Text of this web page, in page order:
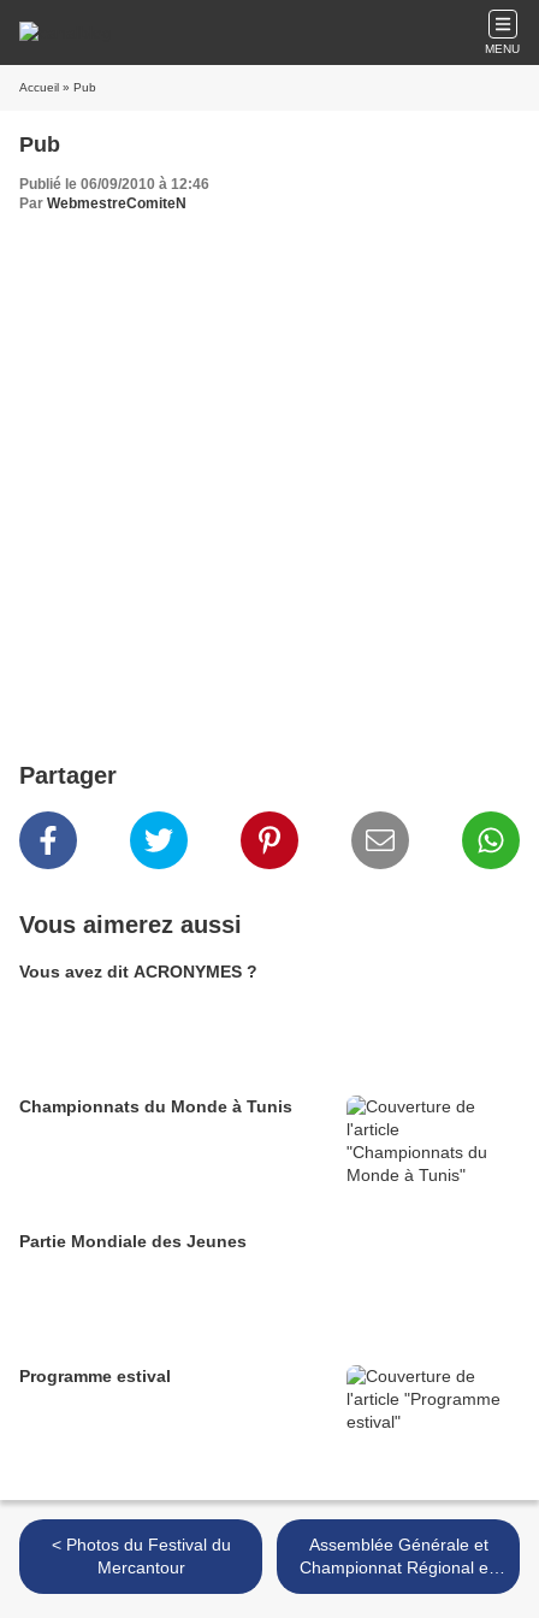
MENU
Accueil » Pub
Pub
Publié le 06/09/2010 à 12:46
Par WebmestreComiteN
Partager
Vous aimerez aussi
Vous avez dit ACRONYMES ?
Championnats du Monde à Tunis
Partie Mondiale des Jeunes
Programme estival
< Photos du Festival du
Mercantour
Assemblée Générale et
Championnat Régional en
Paires >